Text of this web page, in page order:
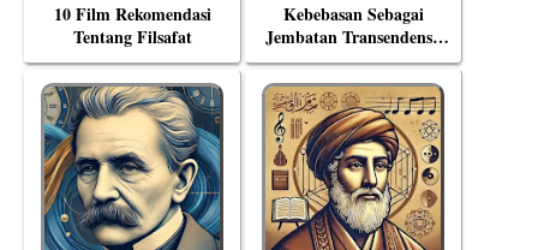
10 Film Rekomendasi
Tentang Filsafat
Kebebasan Sebagai
Jembatan Transendensi:
Menyelami Filsafat
Eksistensial Mulla Sadra